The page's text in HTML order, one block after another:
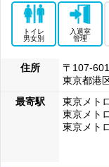
トイレ
男女別
入退室
管理
住所
〒107-
東京都港
最寄駅
東京メト
東京メト
東京メト